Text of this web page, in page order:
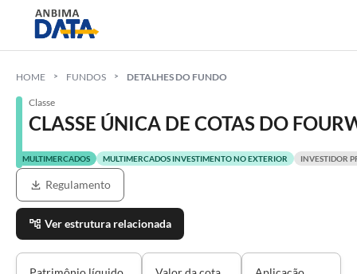
HOME FUNDOS DETALHES DO FUNDO
Classe
CLASSE ÚNICA DE COTAS DO
MULTIMERCADOS MULTIMERCADOS INVESTIMENTO NO EXTERIOR INVESTIDOR
Regulamento
Ver estrutura relacionada